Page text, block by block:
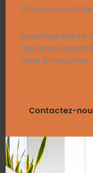
Vous avez un
Nous vous aidons
Discutons
créer à vos côtés.
Contactez-